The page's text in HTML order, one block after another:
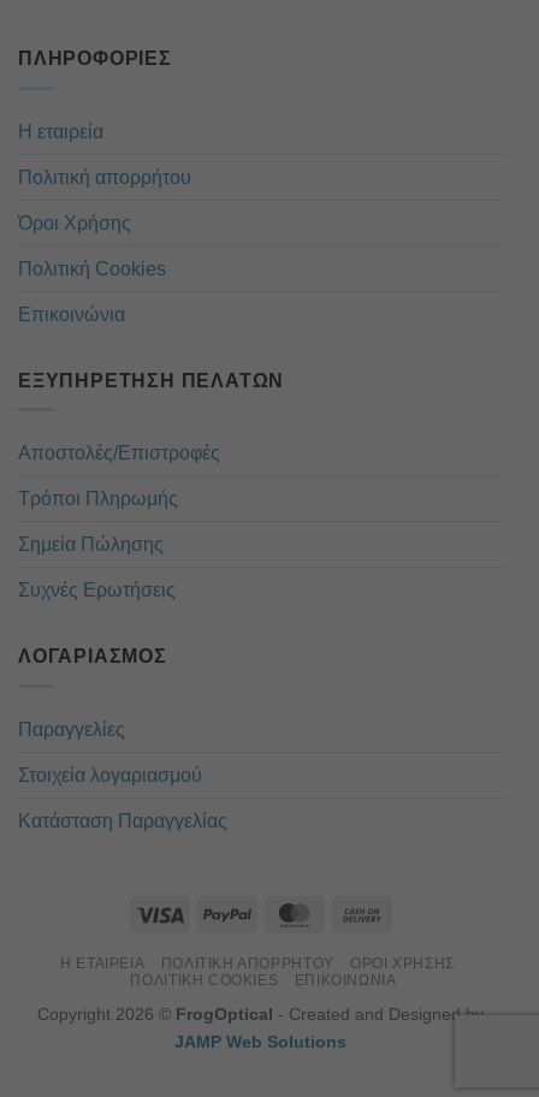
ΠΛΗΡΟΦΟΡΊΕΣ
Η εταιρεία
Πολιτική απορρήτου
Όροι Χρήσης
Πολιτική Cookies
Επικοινώνια
ΕΞΥΠΗΡΈΤΗΣΗ ΠΕΛΑΤΏΝ
Αποστολές/Επιστροφές
Τρόποι Πληρωμής
Σημεία Πώλησης
Συχνές Ερωτήσεις
ΛΟΓΑΡΙΑΣΜΌΣ
Παραγγελίες
Στοιχεία λογαριασμού
Κατάσταση Παραγγελίας
Η ΕΤΑΙΡΕΊΑ ΠΟΛΙΤΙΚΉ ΑΠΟΡΡΉΤΟΥ
ΌΡΟΙ ΧΡΉΣΗΣ
ΠΟΛΙΤΙΚΉ COOKIES
ΕΠΙΚΟΙΝΏΝΙΑ
Copyright 2026 © FrogOptical - Created and Designed by
JAMP Web Solutions